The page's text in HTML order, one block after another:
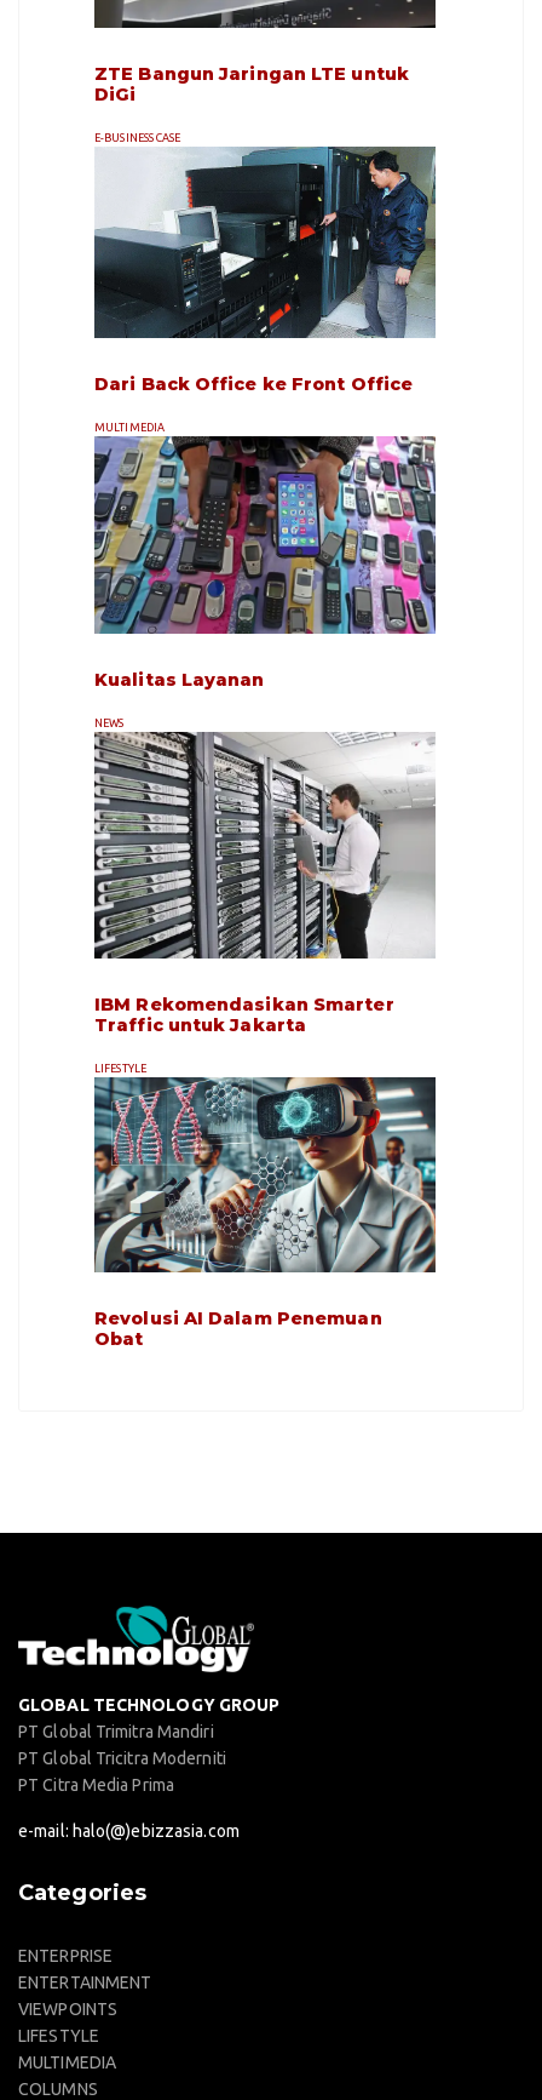
ZTE Bangun Jaringan LTE untuk
DiGi
E-BUSINESS CASE
Dari Back Office ke Front Office
MULTIMEDIA
Kualitas Layanan
NEWS
IBM Rekomendasikan Smarter
Traffic untuk Jakarta
LIFESTYLE
Revolusi AI Dalam Penemuan
Obat
GLOBAL TECHNOLOGY GROUP
PT Global Trimitra Mandiri
PT Global Tricitra Moderniti
PT Citra Media Prima
e-mail: halo(@)ebizzasia.com
Categories
ENTERPRISE
ENTERTAINMENT
VIEWPOINTS
LIFESTYLE
MULTIMEDIA
COLUMNS